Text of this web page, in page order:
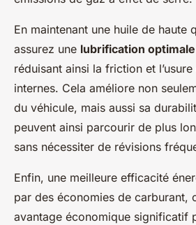
En maintenant une huile de haute
assurez une lubrification optimale
réduisant ainsi la friction et
internes. Cela améliore non
du véhicule, mais aussi sa
peuvent ainsi parcourir de plus
sans nécessiter de révisions
Enfin, une meilleure efficacité
par des économies de carburant,
avantage économique significatif